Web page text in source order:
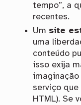
tempo”, a
recentes.
Um site
uma
conteúdo
isso exija
imaginação
serviço
HTML). Se